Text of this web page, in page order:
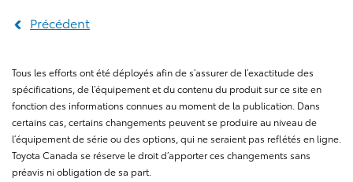
Précédent
Tous les efforts ont été déployés afin de s’assurer de l’exactitude des
spécifications, de l’équipement et du contenu du produit sur ce site en
fonction des informations connues au moment de la publication. Dans
certains cas, certains changements peuvent se produire au niveau de
l’équipement de série ou des options, qui ne seraient pas reflétés en ligne.
Toyota Canada se réserve le droit d’apporter ces changements sans
préavis ni obligation de sa part.